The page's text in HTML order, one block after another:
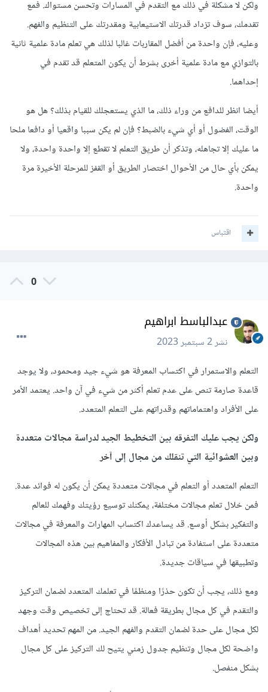
ولكن لا مشكلة في ذلك مع التقدم في المسارات وتحسن مستواك. فمع
تقدمك، سوف تزداد قدرتك الاستيعابية ومقدرتك على التنظيم والفهم.
وعليه، فإن واحدة من أفضل المقاربات غالبا لذلك هي تعلم مادة علمية ثانية
بالتوازي مع مادة علمية أخرى بشرط أن يكون المتعلم قد تقدم في
إحداهما.
أيضا انظر للدافع من وراء ذلك، ما الذي يستعجلك للقيام بذلك؟ هل هو
الوقت، الفضول أو أي شيء بالضبط؟ فإن لم يكن سببا واقعيا أو دافعا ملحا
ما عليك إلا تجاهله، وتذكر أن طريق التعلم لا تقطع إلا واحدة واحدة، ولا
يمكن بأي حال من الأحوال اختصار الطريق أو القفز للمرحلة الأخيرة مرة
واحدة.
اقتباس
0
عبدالباسط ابراهيم
نشر2 سبتمبر 2023
التعلم والاستمرار في اكتساب المعرفة هو شيء جيد ومحمود، ولا يوجد
قاعدة صارمة تنص على عدم تعلم أكثر من شيء في آن واحد. يعتمد الأمر
على الأفراد واهتماماتهم وقدراتهم على التعلم المتعدد.
ولكن يجب عليك التفرقه بين التخطيط الجيد لدراسة مجالات متعددة
وبين العشوائية التي تنقلك من مجال إلى آخر
التعلم المتعدد أو التعلم في مجالات متعددة يمكن أن يكون له فوائد عدة.
فمن خلال تعلم مجالات مختلفة، يمكنك توسيع رؤيتك وفهمك للعالم
والتفكير بشكل أوسع. قد يساعدك اكتساب المهارات والمعرفة في مجالات
متعددة على استفادة من تبادل الأفكار والمفاهيم بين هذه المجالات
وتطبيقها في سياقات جديدة.
ومع ذلك، يجب أن تكون حذرًا ومنظمًا في تعلمك المتعدد لضمان التركيز
والتقدم في كل مجال بطريقة فعالة. قد تحتاج إلى تخصيص وقت وجهد
لكل مجال على حدة لضمان التقدم والفهم الجيد. من المهم تحديد أهداف
واضحة لكل مجال وتنظيم جدول زمني يتيح لك التركيز على كل مجال
بشكل منفصل.